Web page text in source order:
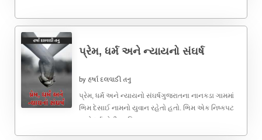
પ્રેમ, ધર્મ અને ન્યાયનો સંઘર્ષ
by હર્ષા દલવાડી તનુ
પ્રેમ, ધર્મ અને ન્યાયનો સંઘર્ષગુજરાતના નાનકડા ગામમાં
ભિમ દેસાઈ નામનો યુવાન રહેતો હતો. ભિમ એક નિષ્કપટ
અને ધર્મપ્રેમી વ્યક્તિ ...